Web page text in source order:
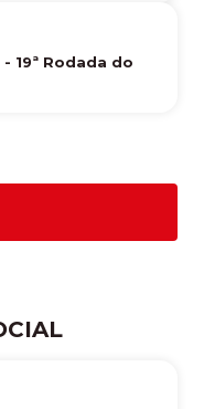
19ª Rodada do